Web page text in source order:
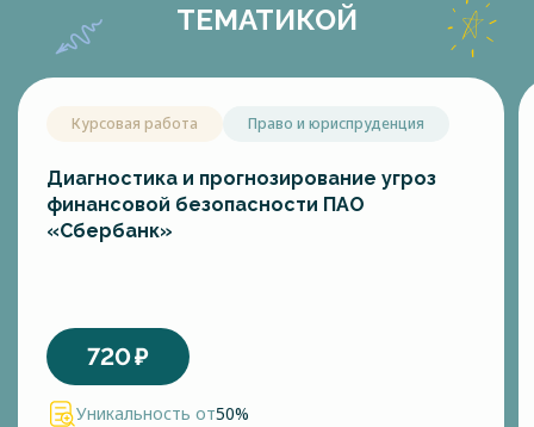
ТЕМАТИКОЙ
Курсовая работа Право и юриспруденция
Диагностика и прогнозирование угроз
финансовой безопасности ПАО
«Сбербанк»
720₽
Уникальность от50%